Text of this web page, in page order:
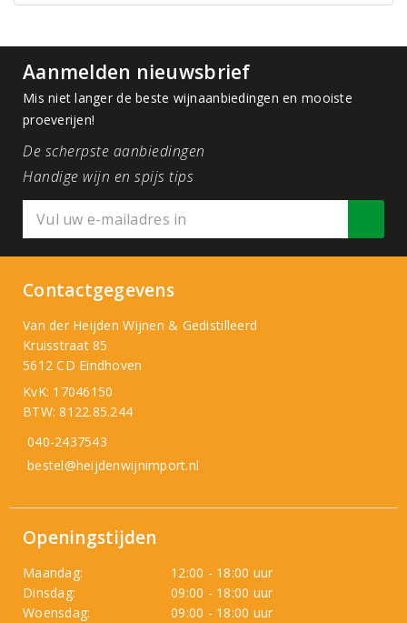
Aanmelden nieuwsbrief
Mis niet langer de beste wijnaanbiedingen en mooiste
proeverijen!
De scherpste aanbiedingen
Handige wijn en spijs tips
Contactgegevens
Van der Heijden Wijnen & Gedistilleerd
Kruisstraat 85
5612 CD Eindhoven
KvK: 17046150
BTW: 8122.85.244
040-2437543
bestel@heijdenwijnimport.nl
Openingstijden
Maandag:
12:00 - 18:00 uur
Dinsdag:
09:00 - 18:00 uur
Woensdag:
09:00 - 18:00 uur